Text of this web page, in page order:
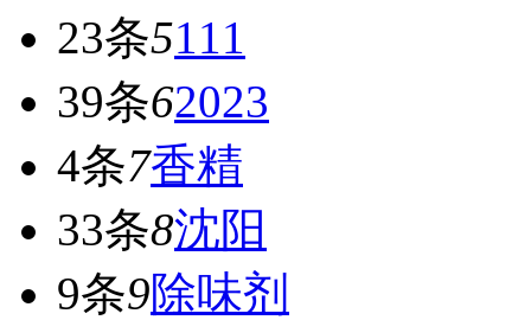
23条5111
39条62023
4条7香精
33条8沈阳
9条9除味剂